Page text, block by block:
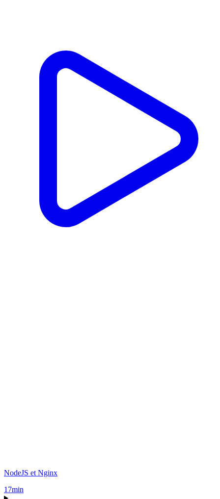
NodeJS et Nginx
17min